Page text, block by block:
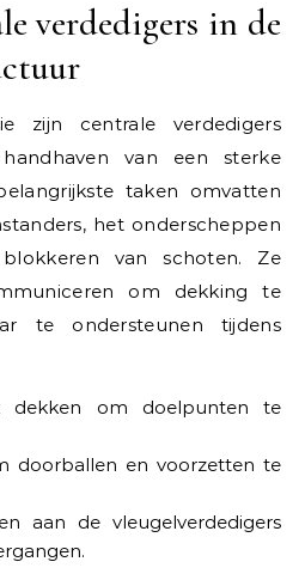
verdedigers in de
zijn centrale verdedigers
van een sterke
taken omvatten
het onderscheppen
van schoten. Ze
om dekking te
te ondersteunen tijdens
dekken om doelpunten te
doorballen en voorzetten te
aan de vleugelverdedigers